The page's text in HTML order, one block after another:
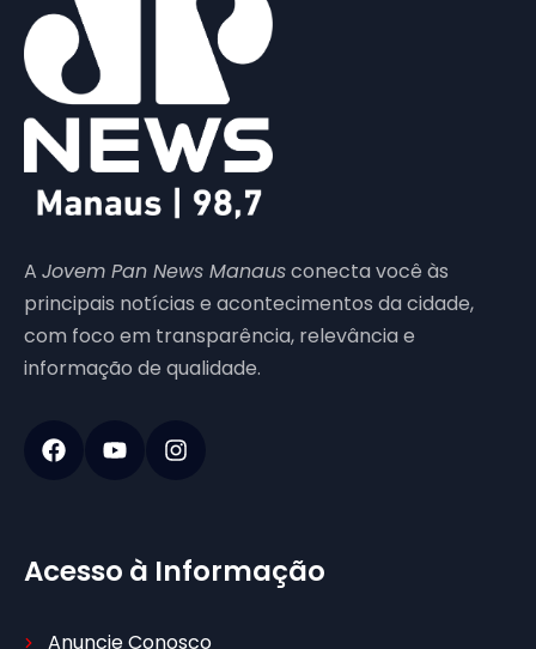
A Jovem Pan News Manausconecta você às
principais notícias e acontecimentos da cidade,
com foco em transparência, relevância e
informação de qualidade.
Acesso à Informação
Anuncie Conosco